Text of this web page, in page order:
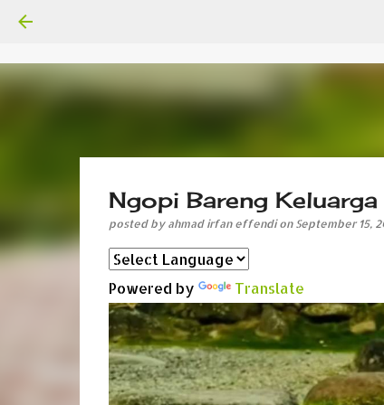
Ngopi Bareng
posted by ahmad irfan effendi on September 15,
Powered by Translate